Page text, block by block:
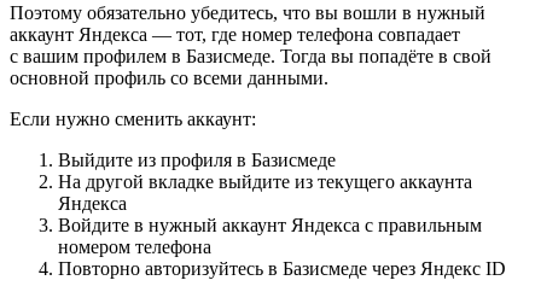
Поэтому обязательно убедитесь, что вы вошли в нужный
аккаунт Яндекса — тот, где номер телефона совпадает
с вашим профилем в Базисмеде. Тогда вы попадёте в свой
основной профиль со всеми данными.
Если нужно сменить аккаунт:
Выйдите из профиля в Базисмеде
На другой вкладке выйдите из текущего аккаунта
Яндекса
Войдите в нужный аккаунт Яндекса с правильным
номером телефона
Повторно авторизуйтесь в Базисмеде через Яндекс ID